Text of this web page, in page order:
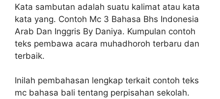
Kata sambutan adalah suatu kalimat atau kata
kata yang. Contoh Mc 3 Bahasa Bhs Indonesia
Arab Dan Inggris By Daniya. Kumpulan contoh
teks pembawa acara muhadhoroh terbaru dan
terbaik.
Inilah pembahasan lengkap terkait contoh teks
mc bahasa bali tentang perpisahan sekolah.